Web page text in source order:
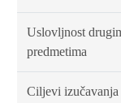
Uslovljnost
predmetima
Ciljevi izučavanja